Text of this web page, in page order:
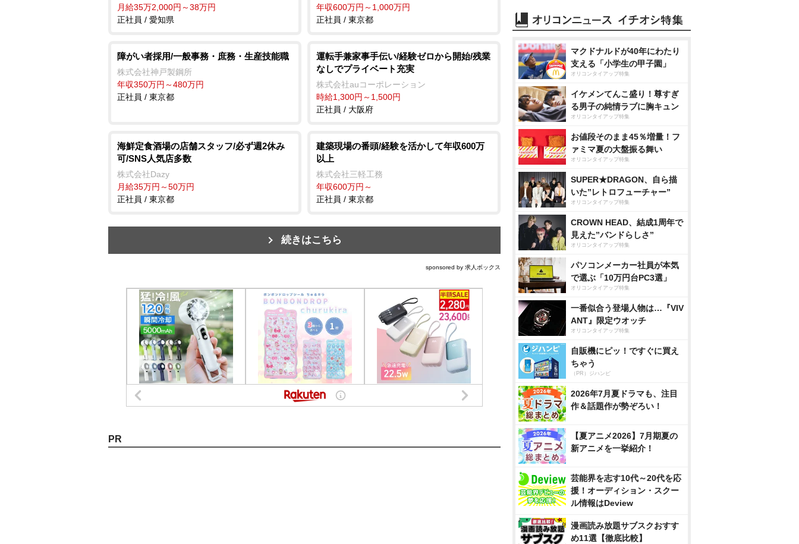
月給35万2,000円～38万円
正社員 / 愛知県
年収600万円～1,000万円
正社員 / 東京都
障がい者採用/一般事務・庶務・生産技能職
株式会社神戸製鋼所
年収350万円～480万円
正社員 / 東京都
運転手兼家事手伝い/経験ゼロから開始/残業
なしでプライベート充実
株式会社auコーポレーション
時給1,300円～1,500円
正社員 / 大阪府
海鮮定食酒場の店舗スタッフ/必ず週2休み
可/SNS人気店多数
株式会社Dazy
月給35万円～50万円
正社員 / 東京都
建築現場の番頭/経験を活かして年収600万
以上
株式会社三軽工務
年収600万円～
正社員 / 東京都
続きはこちら
sponsored by 求人ボックス
PR
マクドナルドが40年にわたり
支える「小学生の甲子園」
オリコンタイアップ特集
イケメンてんこ盛り！尊すぎ
る男子の純情ラブに胸キュン
オリコンタイアップ特集
お値段そのまま45％増量！フ
ァミマ夏の大盤振る舞い
オリコンタイアップ特集
SUPER★DRAGON、自ら描
いた”レトロフューチャー”
オリコンタイアップ特集
CROWN HEAD、結成1周年で
見えた”バンドらしさ”
オリコンタイアップ特集
パソコンメーカー社員が本気
で選ぶ「10万円台PC3選」
オリコンタイアップ特集
一番似合う登場人物は…『VIV
ANT』限定ウオッチ
オリコンタイアップ特集
自販機にピッ！ですぐに買え
ちゃう
（PR）ジハンピ
2026年7月夏ドラマも、注目
作＆話題作が勢ぞろい！
【夏アニメ2026】7月期夏の
新アニメを一挙紹介！
芸能界を志す10代～20代を応
援！オーディション・スクー
ル情報はDeview
漫画読み放題サブスクおすす
め11選【徹底比較】